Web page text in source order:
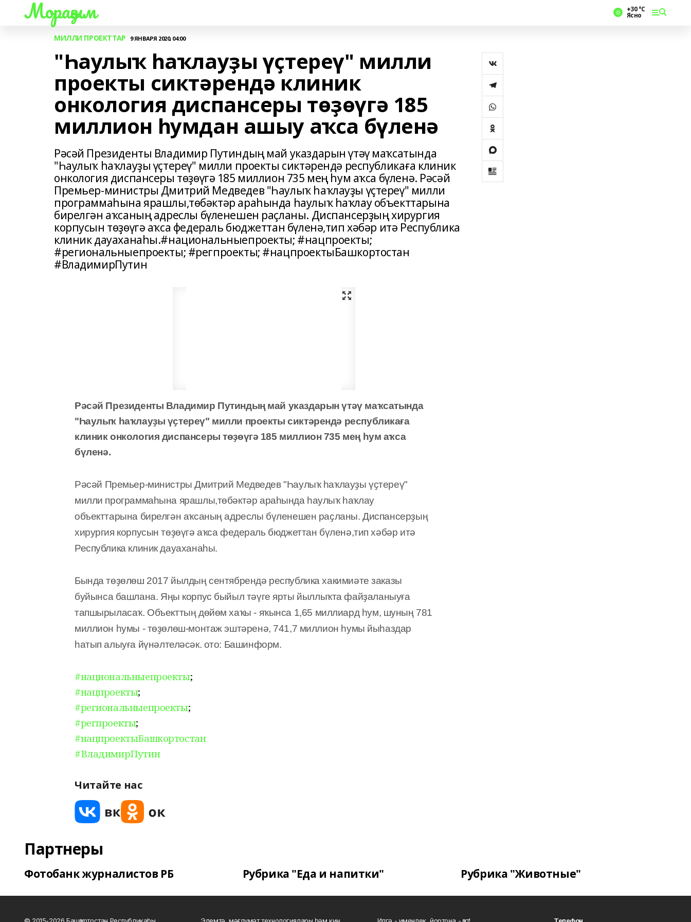
Мораҙым +30 °С
Ясно
МИЛЛИ ПРОЕКТТАР 9 ЯНВАРЯ 2020, 04:00
"Һаулыҡ һаҡлауҙы үҫтереү" милли
проекты сиктәрендә клиник
онкология диспансеры төҙөүгә 185
миллион һумдан ашыу аҡса бүленә
Рәсәй Президенты Владимир Путиндың май указдарын үтәү маҡсатында
"Һаулыҡ һаҡлауҙы үҫтереү" милли проекты сиктәрендә республикаға клиник
онкология диспансеры төҙөүгә 185 миллион 735 мең һум аҡса бүленә. Рәсәй
Премьер-министры Дмитрий Медведев "Һаулыҡ һаҡлауҙы үҫтереү" милли
программаһына ярашлы,төбәктәр араһында һаулыҡ һаҡлау объекттарына
бирелгән аҡсаның адреслы бүленешен раҫланы. Диспансерҙың хирургия
корпусын төҙөүгә аҡса федераль бюджеттан бүленә,тип хәбәр итә Республика
клиник дауаханаһы.#национальныепроекты; #нацпроекты;
#региональныепроекты; #регпроекты; #нацпроектыБашкортостан
#ВладимирПутин
Рәсәй Президенты Владимир Путиндың май указдарын үтәү маҡсатында
"Һаулыҡ һаҡлауҙы үҫтереү" милли проектысиктәрендә республикаға
клиник онкология диспансеры төҙөүгә 185 миллион 735 мең һум аҡса
бүленә.
Рәсәй Премьер-министры Дмитрий Медведев "Һаулыҡ һаҡлауҙы үҫтереү"
милли программаһына ярашлы,төбәктәр араһында һаулыҡ һаҡлау
объекттарына бирелгән аҡсаның адреслы бүленешен раҫланы.Диспансерҙың
хирургия корпусын төҙөүгә аҡса федераль бюджеттан бүленә,тип хәбәр итә
Республика клиник дауаханаһы.
Бында төҙөлөш 2017 йылдың сентябрендә республика хакимиәте заказы
буйынса башлана. Яңы корпус быйыл тәүге ярты йыллыҡтафайҙаланыуға
тапшырыласаҡ. Объекттың дөйөм хаҡы - яҡынса 1,65 миллиард һум, шуның 781
миллион һумы - төҙөлөш-монтаж эштәренә, 741,7 миллион һумы йыһаздар
һатып алыуға йүнәлтеләсәк. ото: Башинформ.
#национальныепроекты;
#нацпроекты;
#региональныепроекты;
#регпроекты;
#нацпроектыБашкортостан
#ВладимирПутин
Читайте нас
Партнеры
Фотобанк журналистов РБ Рубрика "Еда и напитки" Рубрика "Животные"